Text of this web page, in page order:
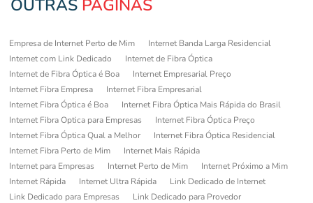
OUTRAS PÁGINAS
Empresa de Internet Perto de Mim
Internet Banda Larga Residencial
Internet com Link Dedicado
Internet de Fibra Óptica
Internet de Fibra Óptica é Boa
Internet Empresarial Preço
Internet Fibra Empresa
Internet Fibra Empresarial
Internet Fibra Óptica é Boa
Internet Fibra Óptica Mais Rápida do Brasil
Internet Fibra Optica para Empresas
Internet Fibra Óptica Preço
Internet Fibra Óptica Qual a Melhor
Internet Fibra Óptica Residencial
Internet Fibra Perto de Mim
Internet Mais Rápida
Internet para Empresas
Internet Perto de Mim
Internet Próximo a Mim
Internet Rápida
Internet Ultra Rápida
Link Dedicado de Internet
Link Dedicado para Empresas
Link Dedicado para Provedor